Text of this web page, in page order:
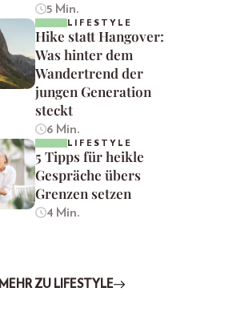
5 Min.
LIFESTYLE
Hike statt Hangover:
Was hinter dem
Wandertrend der
jungen Generation
steckt
6 Min.
LIFESTYLE
5 Tipps für heikle
Gespräche übers
Grenzen setzen
4 Min.
MEHR ZU LIFESTYLE